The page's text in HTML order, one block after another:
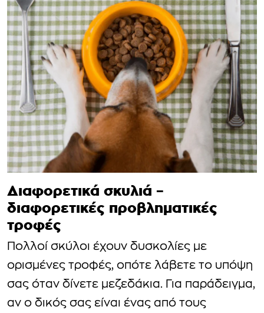
Διαφορετικά σκυλιά –
διαφορετικές προβληματικές
τροφές
Πολλοί σκύλοι έχουν δυσκολίες με
ορισμένες τροφές, οπότε λάβετε το υπόψη
σας όταν δίνετε μεζεδάκια. Για παράδειγμα,
αν ο δικός σας είναι ένας από τους